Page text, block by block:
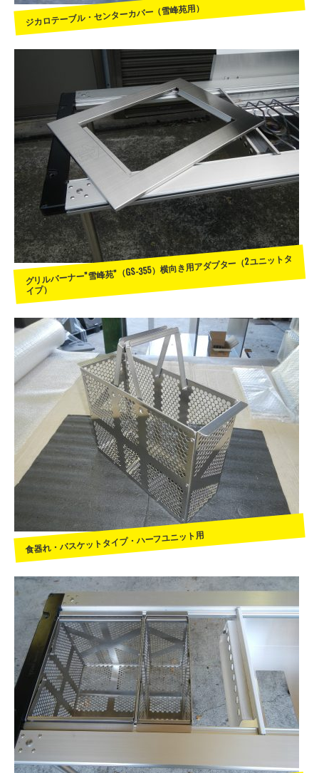
ジカロテーブル・センターカバー（雪峰苑用）
グリルバーナー”雪峰苑”（GS-355）横向き用アダプター（2ユニットタ
イプ）
食器れ・バスケットタイプ・ハーフユニット用